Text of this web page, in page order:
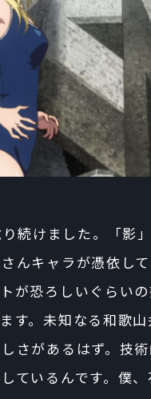
り続けました。「影
んキャラが憑依して
が恐ろしいぐらい
す。未知なる和歌
さがあるはず。技
ているんです。僕